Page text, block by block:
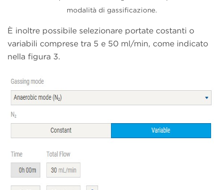
modalità di gassificazione.
È inoltre possibile selezionare portate costanti o
variabili comprese tra 5 e 50 ml/min, come indicato
nella figura 3.